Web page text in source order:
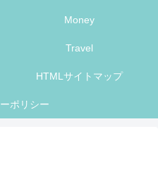
Money
Travel
HTMLサイトマップ
ポリシー